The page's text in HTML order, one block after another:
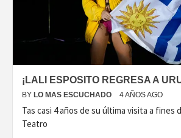
¡LALI ESPOSITO REGRESA A
BY LO MAS ESCUCHADO 4 AÑOS AGO
Tas casi 4 años de su última visita a fines
Teatro